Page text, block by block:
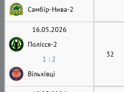
Самбір-Нива-2
16.05.2026
Полісся-2
1 : 2
Вільхівці
32